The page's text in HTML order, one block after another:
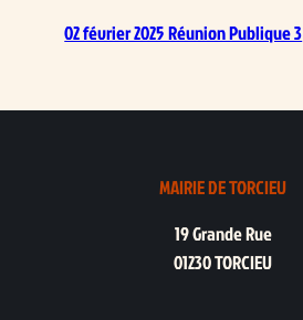
02 février 2025 Réunion Publique 3
MAIRIE DE TORCIEU
19 Grande Rue
01230 TORCIEU